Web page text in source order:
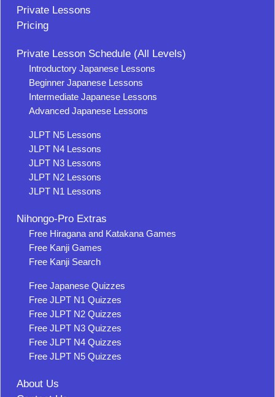
Private Lessons
Pricing
Private Lesson Schedule (All Levels)
Introductory Japanese Lessons
Beginner Japanese Lessons
Intermediate Japanese Lessons
Advanced Japanese Lessons
JLPT N5 Lessons
JLPT N4 Lessons
JLPT N3 Lessons
JLPT N2 Lessons
JLPT N1 Lessons
Nihongo-Pro Extras
Free Hiragana and Katakana Games
Free Kanji Games
Free Kanji Search
Free Japanese Quizzes
Free JLPT N1 Quizzes
Free JLPT N2 Quizzes
Free JLPT N3 Quizzes
Free JLPT N4 Quizzes
Free JLPT N5 Quizzes
About Us